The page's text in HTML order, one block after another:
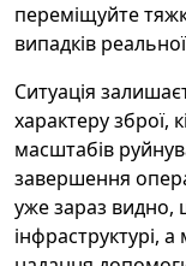
переміщуйте
випадків
Ситуація
характеру зброї,
масштабів
завершення
уже зараз видно,
інфраструктурі,